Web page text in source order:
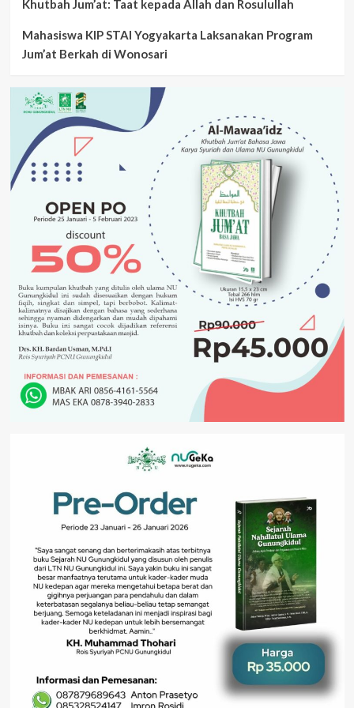
Khutbah Jum’at: Taat kepada Allah dan Rosulullah
Mahasiswa KIP STAI Yogyakarta Laksanakan Program
Jum’at Berkah di Wonosari